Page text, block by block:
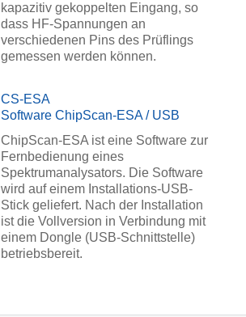
kapazitiv gekoppelten Eingang, so
dass HF-Spannungen an
verschiedenen Pins des Prüflings
gemessen werden können.
CS-ESA
Software ChipScan-ESA / USB
ChipScan-ESA ist eine Software zur
Fernbedienung eines
Spektrumanalysators. Die Software
wird auf einem Installations-USB-
Stick geliefert. Nach der Installation
ist die Vollversion in Verbindung mit
einem Dongle (USB-Schnittstelle)
betriebsbereit.